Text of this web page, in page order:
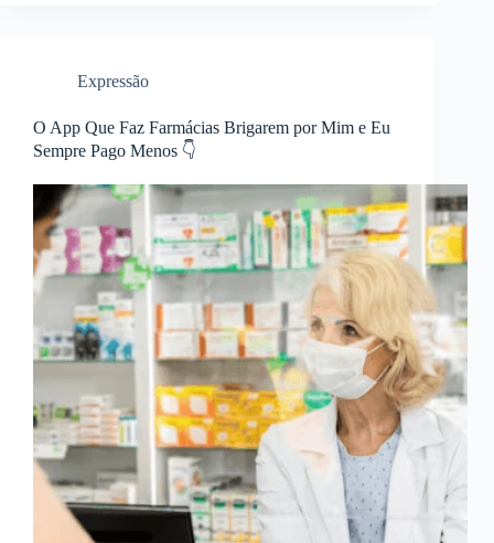
Expressão
O App Que Faz Farmácias Brigarem por Mim e Eu
Sempre Pago Menos 👇